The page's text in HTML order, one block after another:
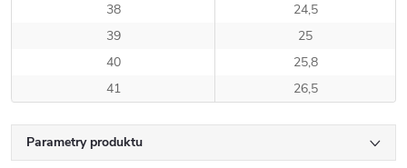
38
24,5
39
25
40
25,8
41
26,5
Parametry produktu